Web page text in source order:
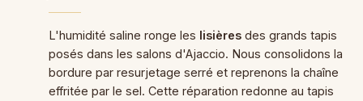
L'humidité saline ronge les lisières des grands tapis
posés dans les salons d'Ajaccio. Nous consolidons la
bordure par resurjetage serré et reprenons la chaîne
effritée par le sel. Cette réparation redonne au tapis